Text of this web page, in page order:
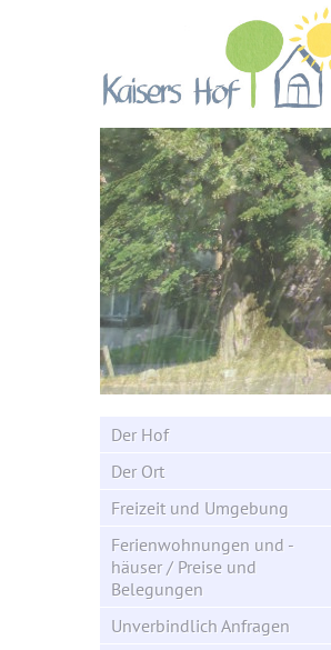
Kaisers Hof -
auf dem
Der Hof
Der Ort
Freizeit und Umgebung
Ferienwohnungen und -
häuser / Preise und
Belegungen
Unverbindlich Anfragen